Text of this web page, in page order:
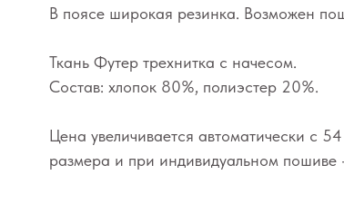
В поясе широкая резинка. Возможен
Ткань Футер трехнитка с начесом.
Состав: хлопок 80%, полиэстер 20%.
Цена увеличивается автоматически с
размера и при индивидуальном